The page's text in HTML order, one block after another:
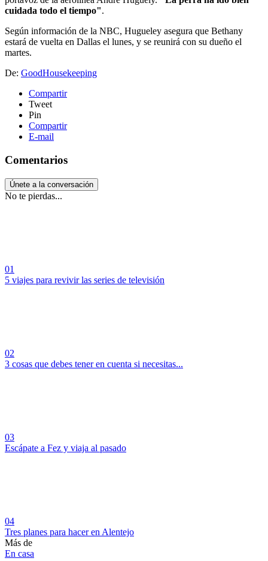
cuidada todo el tiempo".
Según información de la NBC, Hugueley asegura que Bethany
estará de vuelta en Dallas el lunes, y se reunirá con su dueño el
martes.
De: GoodHousekeeping
Compartir
Tweet
Pin
Compartir
E-mail
Comentarios
Únete a la conversación
No te pierdas...
01
5 viajes para revivir las series de televisión
02
3 cosas que debes tener en cuenta si necesitas...
03
Escápate a Fez y viaja al pasado
04
Tres planes para hacer en Alentejo
Más de
En casa